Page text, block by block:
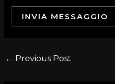
INVIA MESSAGGIO
← Previous Post